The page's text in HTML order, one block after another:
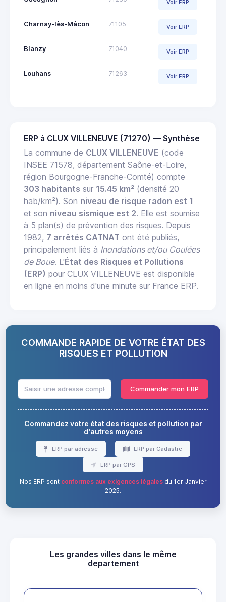
Voir ERP
Charnay-lès-Mâcon 71105 Voir ERP
Blanzy 71040 Voir ERP
Louhans 71263 Voir ERP
ERP à CLUX VILLENEUVE (71270) — Synthèse
La commune de CLUX VILLENEUVE (code
INSEE 71578, département Saône-et-Loire,
région Bourgogne-Franche-Comté) compte
303 habitants sur 15.45 km² (densité 20
hab/km²). Son niveau de risque radon est 1
et son niveau sismique est 2. Elle est soumise
à 5 plan(s) de prévention des risques. Depuis
1982, 7 arrêtés CATNAT ont été publiés,
principalement liés à Inondations et/ou Coulées
de Boue. L'État des Risques et Pollutions
(ERP) pour CLUX VILLENEUVE est disponible
en ligne en moins d'une minute sur France ERP.
COMMANDE RAPIDE DE VOTRE ÉTAT DES
RISQUES ET POLLUTION
Commander mon ERP
Commandez votre état des risques et pollution par
d'autres moyens
ERP par adresse ERP par Cadastre
ERP par GPS
Nos ERP sont conformes aux exigences légalesdu 1er Janvier
2025.
Les grandes villes dans le même
departement